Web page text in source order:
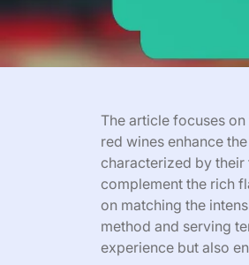
The article focuses
red wines enhance
characterized by
complement the rich
on matching the
method and serving
experience but also